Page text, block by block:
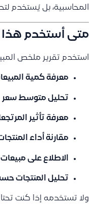
المحاسبية، بل يُستخدم
متى أستخدم هذا
استخدم تقرير ملخص
معرفة كمية
تحليل متوسط سعر
معرفة تأثير
مقارنة أداء
الاطلاع على مبيعات
تحليل المنتجات
ولا تستخدمه إذا كنت